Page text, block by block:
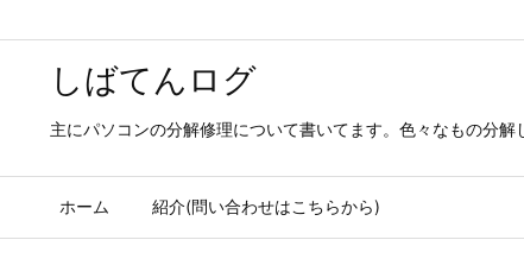
しばてんログ
主にパソコンの分解修理について書いてます。色々なもの分解
ホーム 紹介(問い合わせはこちらから)